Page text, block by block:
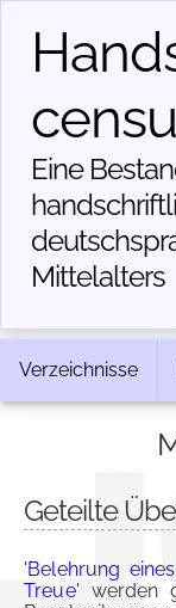
Eine
Mittelalters
Verzeichnisse
Geteilte
'Belehrung
Treue' werden